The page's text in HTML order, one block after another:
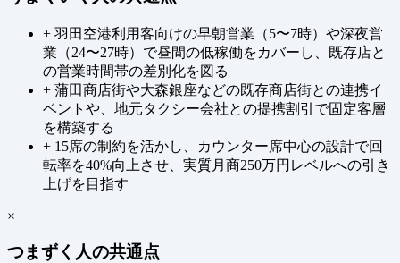
+ 羽田空港利用客向けの早朝営業（5〜7時）や深夜営
業（24〜27時）で昼間の低稼働をカバーし、既存店と
の営業時間帯の差別化を図る
+ 蒲田商店街や大森銀座などの既存商店街との連携イ
ベントや、地元タクシー会社との提携割引で固定客層
を構築する
+ 15席の制約を活かし、カウンター席中心の設計で回
転率を40%向上させ、実質月商250万円レベルへの引き
上げを目指す
×
つまずく人の共通点